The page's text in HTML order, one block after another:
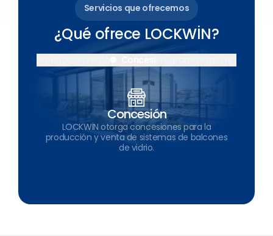
Servicios que ofrecemos
¿Qué ofrece LOCKWİN?
Concesión
LOCKWİN otorga concesiones para la
producción y venta de sistemas de balcones
de vidrio.